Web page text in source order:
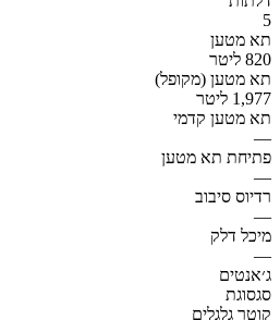
5
תא מטען
820 ליטר
תא מטען (מקופל)
1,977 ליטר
תא מטען קדמי
—
פתיחת תא מטען
—
רדיוס סיבוב
—
מיכל דלק
—
ג׳אנטים
סגסוגת
קוטר גלגלים